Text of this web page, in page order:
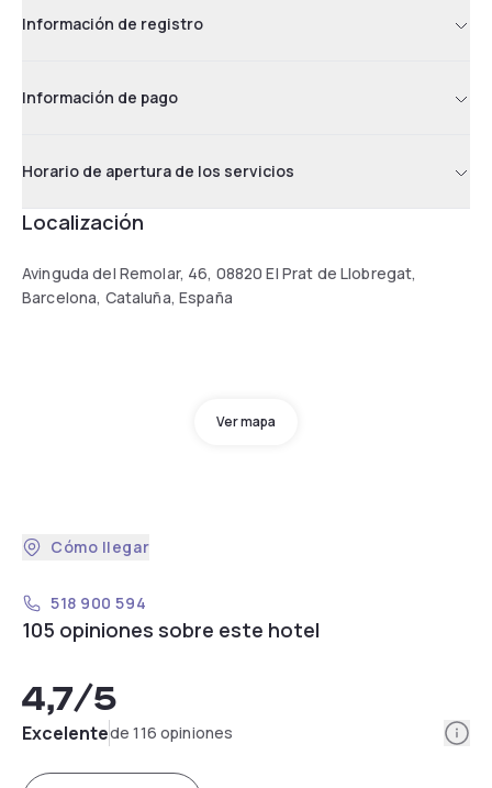
Información de registro
Información de pago
Horario de apertura de los servicios
Localización
Avinguda del Remolar, 46, 08820 El Prat de Llobregat,
Barcelona, Cataluña, España
Ver mapa
Cómo llegar
518 900 594
105 opiniones sobre este hotel
4,7/5
Excelentede 116 opiniones